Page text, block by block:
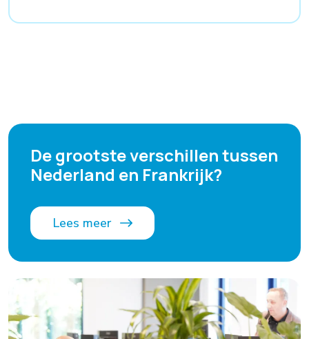
De grootste verschillen tussen
Nederland en Frankrijk?
Lees meer